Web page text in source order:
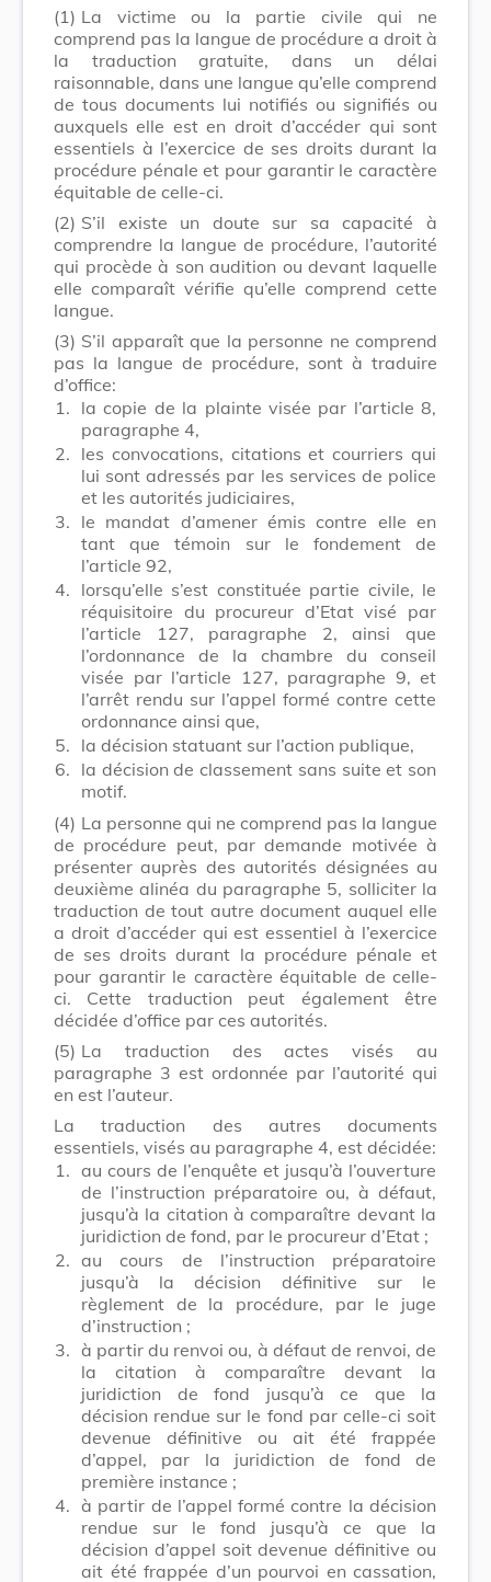
(1) La victime ou la partie civile qui ne
comprend pas la langue de procédure a droit à
la traduction gratuite, dans un délai
raisonnable, dans une langue qu’elle comprend
de tous documents lui notifiés ou signifiés ou
auxquels elle est en droit d’accéder qui sont
essentiels à l’exercice de ses droits durant la
procédure pénale et pour garantir le caractère
équitable de celle-ci.
(2) S’il existe un doute sur sa capacité à
comprendre la langue de procédure, l’autorité
qui procède à son audition ou devant laquelle
elle comparaît vérifie qu’elle comprend cette
langue.
(3) S’il apparaît que la personne ne comprend
pas la langue de procédure, sont à traduire
d’office:
1. la copie de la plainte visée par l’article 8,
paragraphe 4,
2. les convocations, citations et courriers qui
lui sont adressés par les services de police
et les autorités judiciaires,
3. le mandat d’amener émis contre elle en
tant que témoin sur le fondement de
l’article 92,
4. lorsqu’elle s’est constituée partie civile, le
réquisitoire du procureur d’Etat visé par
l’article 127, paragraphe 2, ainsi que
l’ordonnance de la chambre du conseil
visée par l’article 127, paragraphe 9, et
l’arrêt rendu sur l’appel formé contre cette
ordonnance ainsi que,
5. la décision statuant sur l’action publique,
6. la décision de classement sans suite et son
motif.
(4) La personne qui ne comprend pas la langue
de procédure peut, par demande motivée à
présenter auprès des autorités désignées au
deuxième alinéa du paragraphe 5, solliciter la
traduction de tout autre document auquel elle
a droit d’accéder qui est essentiel à l’exercice
de ses droits durant la procédure pénale et
pour garantir le caractère équitable de celle-
ci. Cette traduction peut également être
décidée d’office par ces autorités.
(5) La traduction des actes visés au
paragraphe 3 est ordonnée par l’autorité qui
en est l’auteur.
La traduction des autres documents
essentiels, visés au paragraphe 4, est décidée:
1. au cours de l’enquête et jusqu’à l’ouverture
de l’instruction préparatoire ou, à défaut,
jusqu’à la citation à comparaître devant la
juridiction de fond, par le procureur d’Etat ;
2. au cours de l’instruction préparatoire
jusqu’à la décision définitive sur le
règlement de la procédure, par le juge
d’instruction ;
3. à partir du renvoi ou, à défaut de renvoi, de
la citation à comparaître devant la
juridiction de fond jusqu’à ce que la
décision rendue sur le fond par celle-ci soit
devenue définitive ou ait été frappée
d’appel, par la juridiction de fond de
première instance ;
4. à partir de l’appel formé contre la décision
rendue sur le fond jusqu’à ce que la
décision d’appel soit devenue définitive ou
ait été frappée d’un pourvoi en cassation,